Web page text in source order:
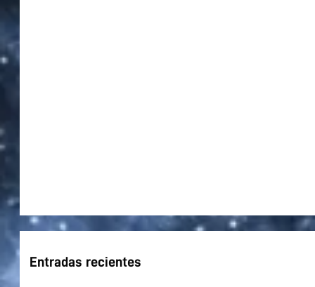
Entradas recientes